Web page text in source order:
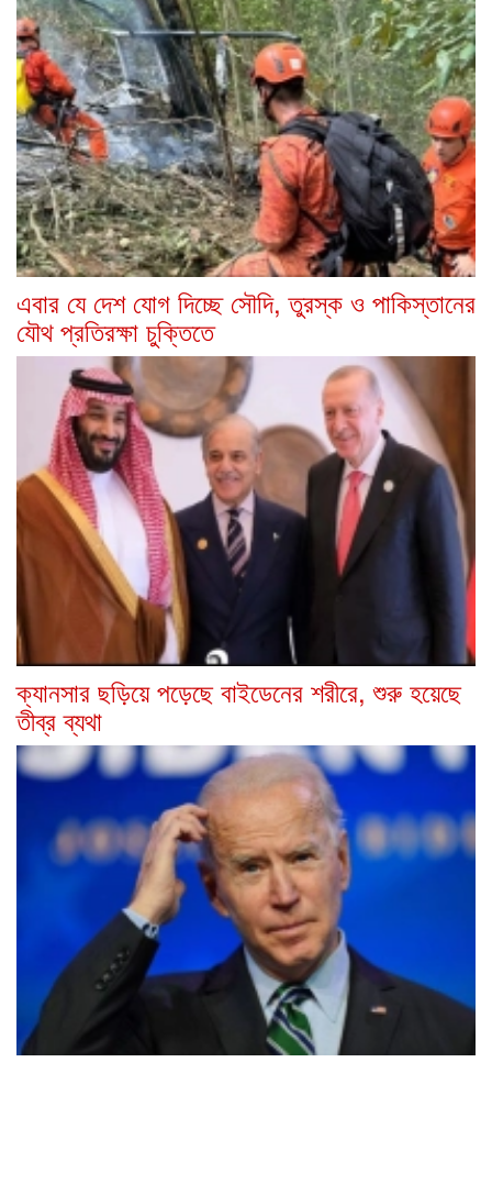
এবার যে দেশ যোগ দিচ্ছে সৌদি, তুরস্ক ও পাকিস্তানের
যৌথ প্রতিরক্ষা চুক্তিতে
ক্যানসার ছড়িয়ে পড়েছে বাইডেনের শরীরে, শুরু হয়েছে
তীব্র ব্যথা